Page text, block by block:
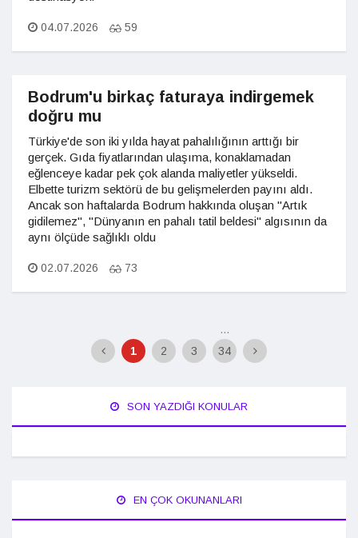
04.07.2026 59
Bodrum'u birkaç faturaya indirgemek
doğru mu
Türkiye'de son iki yılda hayat pahalılığının arttığı bir
gerçek. Gıda fiyatlarından ulaşıma, konaklamadan
eğlenceye kadar pek çok alanda maliyetler yükseldi.
Elbette turizm sektörü de bu gelişmelerden payını aldı.
Ancak son haftalarda Bodrum hakkında oluşan "Artık
gidilemez", "Dünyanın en pahalı tatil beldesi" algısının da
aynı ölçüde sağlıklı oldu
02.07.2026 73
1 2 3
...
34
SON YAZDIĞI KONULAR
EN ÇOK OKUNANLARI